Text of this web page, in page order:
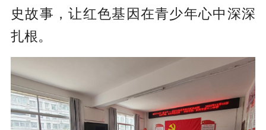
史故事，让红色基因在青少年心中深深
扎根。